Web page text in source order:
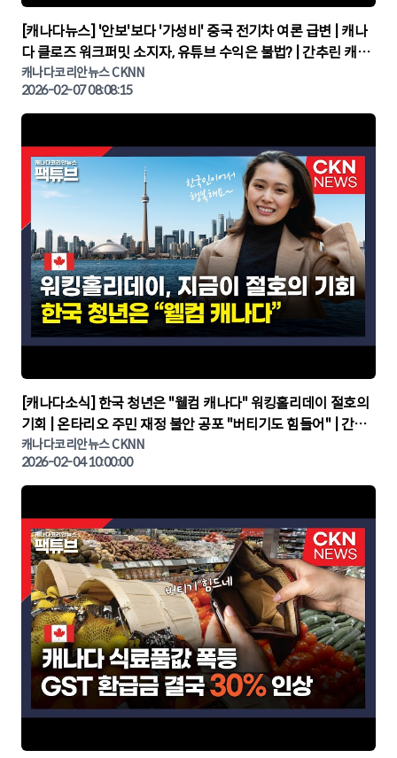
▶
[캐나다뉴스] '안보'보다 '가성비' 중국 전기차 여론 급변 | 캐나
다 클로즈 워크퍼밋 소지자, 유튜브 수익은 불법? | 간추린 캐나
다뉴스 | CKNNEWS, 캐나다코리안뉴스
캐나다코리안뉴스 CKNN
2026-02-07 08:08:15
▶
[캐나다소식] 한국 청년은 "웰컴 캐나다" 워킹홀리데이 절호의
기회 | 온타리오 주민 재정 불안 공포 "버티기도 힘들어" | 간추
린 캐나다뉴스 | CKNNEWS, 캐나다코리안뉴스
캐나다코리안뉴스 CKNN
2026-02-04 10:00:00